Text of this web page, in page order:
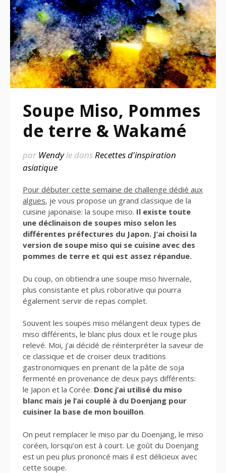
Soupe Miso, Pommes
de terre & Wakamé
par Wendyle dansRecettes d'inspiration
asiatique
Pour débuter cette semaine de challenge dédié aux
algues, je vous propose un grand classique de la
cuisine japonaise: la soupe miso. Il existe toute
une déclinaison de soupes miso selon les
différentes préfectures du Japon. J’ai choisi la
version de soupe miso qui se cuisine avec des
pommes de terre et qui est assez répandue.
Du coup, on obtiendra une soupe miso hivernale,
plus consistante et plus roborative qui pourra
également servir de repas complet.
Souvent les soupes miso mélangent deux types de
miso différents, le blanc plus doux et le rouge plus
relevé. Moi, j’ai décidé de réinterpréter la saveur de
ce classique et de croiser deux traditions
gastronomiques en prenant de la pâte de soja
fermenté en provenance de deux pays différents:
le Japon et la Corée. Donc j’ai utilisé du miso
blanc mais je l’ai couplé à du Doenjang pour
cuisiner la base de mon bouillon.
On peut remplacer le miso par du Doenjang, le miso
coréen, lorsqu’on est à court. Le goût du Doenjang
est un peu plus prononcé mais il est délicieux avec
cette soupe.